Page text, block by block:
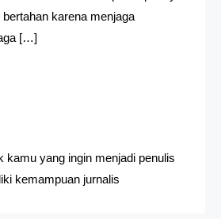
karena menjaga
[…]
kamu yang ingin menjadi penulis
kemampuan jurnalis